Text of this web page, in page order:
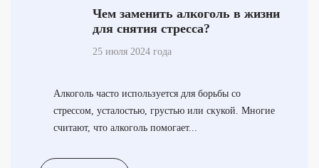
Чем заменить алкоголь в жизни
для снятия стресса?
25 июля 2024 года
Алкоголь часто используется для борьбы со
стрессом, усталостью, грустью или скукой. Многие
считают, что алкоголь помогает...